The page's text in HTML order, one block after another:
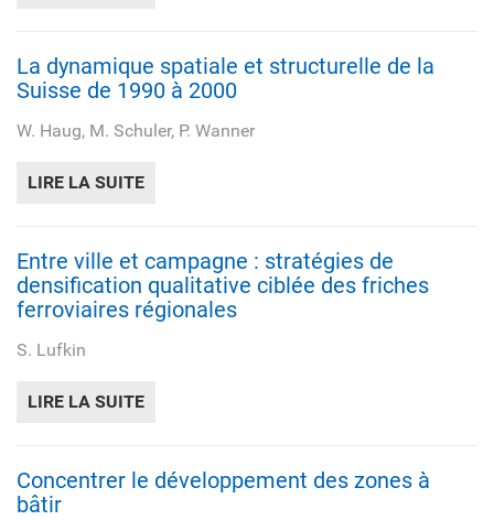
La dynamique spatiale et structurelle de la
Suisse de 1990 à 2000
W. Haug, M. Schuler, P. Wanner
LIRE LA SUITE
Entre ville et campagne : stratégies de
densification qualitative ciblée des friches
ferroviaires régionales
S. Lufkin
LIRE LA SUITE
Concentrer le développement des zones à
bâtir